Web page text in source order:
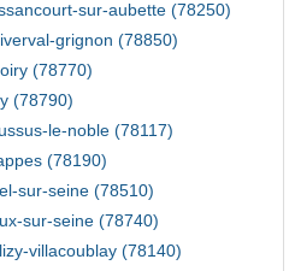
sur-aubette (78250)
grignon (78850)
(78770)
(78790)
le-noble (78117)
(78190)
sur-seine (78510)
sur-seine (78740)
villacoublay (78140)